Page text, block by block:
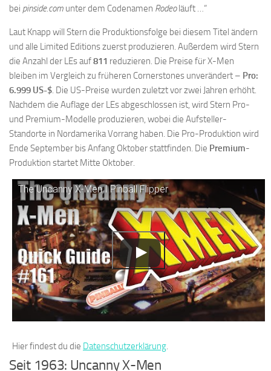
bei pinside.com unter dem Codenamen Rodeoläuft …“
Laut Knapp will Stern die Produktionsfolge bei diesem Titel ändern
und alle Limited Editions zuerst produzieren. Außerdem wird Stern
die Anzahl der LEs auf811 reduzieren. Die Preise für X-Men
bleiben im Vergleich zu früheren Cornerstones unverändert – Pro:
6.999 US-$. Die US-Preise wurden zuletzt vor zwei Jahren erhöht.
Nachdem die Auflage der LEs abgeschlossen ist, wird Stern Pro-
und Premium-Modelle produzieren, wobei die Aufsteller-
Standorte in Nordamerika Vorrang haben. Die Pro-Produktion wird
Ende September bis Anfang Oktober stattfinden. Die Premium-
Produktion startet Mitte Oktober.
The Uncanny X-Men I Pinball Flipper
Hier findest du die Datenschutzerklärung.
Seit 1963: Uncanny X-Men